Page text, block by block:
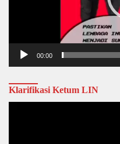
00:00
Klarifikasi Ketum LIN